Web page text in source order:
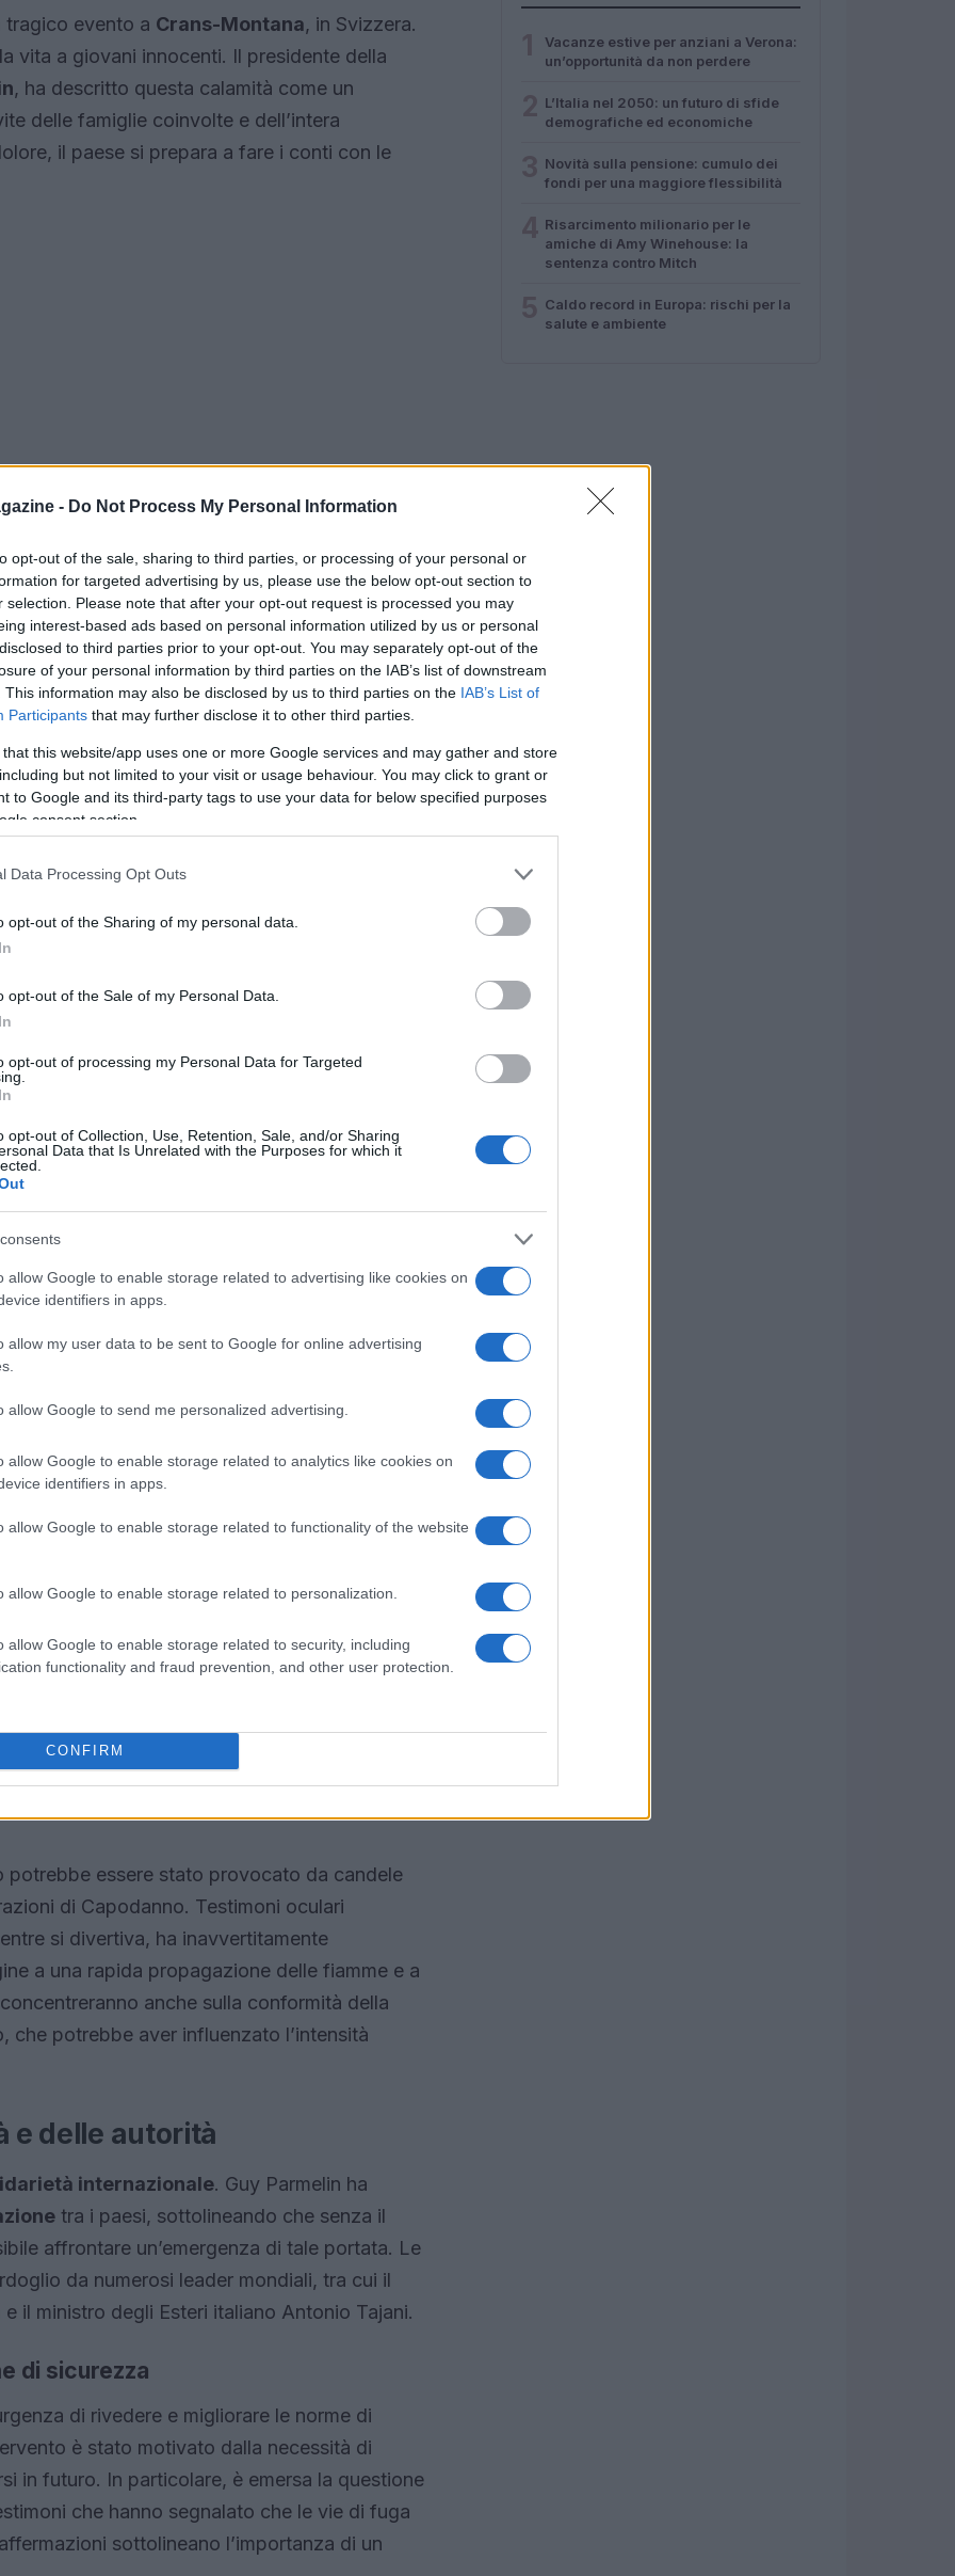
- Do Not Process My Personal Information
opt-out of the sale, sharing to third parties, or processing of your personal or
for targeted advertising by us, please use the below opt-out section to
selection. Please note that after your opt-out request is processed you may
interest-based ads based on personal information utilized by us or personal
to third parties prior to your opt-out. You may separately opt-out of the
of your personal information by third parties on the IAB’s list of downstream
This information may also be disclosed by us to third parties on the IAB’s List of
Participants that may further disclose it to other third parties.
that this website/app uses one or more Google services and may gather and store
but not limited to your visit or usage behaviour. You may click to grant or
to Google and its third-party tags to use your data for below specified purposes
consent section.
Data Processing Opt Outs
opt-out of the Sharing of my personal data.
opt-out of the Sale of my Personal Data.
opt-out of processing my Personal Data for Targeted
opt-out of Collection, Use, Retention, Sale, and/or Sharing
Data that Is Unrelated with the Purposes for which it
allow Google to enable storage related to advertising like cookies on
identifiers in apps.
allow my user data to be sent to Google for online advertising
allow Google to send me personalized advertising.
allow Google to enable storage related to analytics like cookies on
identifiers in apps.
allow Google to enable storage related to functionality of the website
allow Google to enable storage related to personalization.
allow Google to enable storage related to security, including
functionality and fraud prevention, and other user protection.
CONFIRM
tragico evento a Crans-Montana, in Svizzera.
vita a giovani innocenti. Il presidente della
, ha descritto questa calamità come un
delle famiglie coinvolte e dell’intera
il paese si prepara a fare i conti con le
di sei vittime italiane, tra cui i sedicenni
Costanzo. Le salme di cinque di questi
militare diLinate, pronte per il rientro in Italia.
come il quasi diciassettenneEmanuele
, che hanno lasciato un vuoto
fatto atterrare un C-130 presso l’aeroporto di
da familiari e autorità locali. Il corpo di
mentre Achille Barosi e Chiara Costanzo
sarà accolto a Genova, mentre Riccardo
il funerale.
ha avviato un’inchiesta penale per
sui gestori del bar Constellation. La
Beatrice Pilloud, ha dichiarato che le indagini
ricostruire con precisione la dinamica
che ci siano state delle mancanze
potrebbe essere stato provocato da candele
di Capodanno. Testimoni oculari
si divertiva, ha inavvertitamente
a una rapida propagazione delle fiamme e a
anche sulla conformità della
potrebbe aver influenzato l’intensità
e delle autorità
internazionale. Guy Parmelin ha
tra i paesi, sottolineando che senza il
affrontare un’emergenza di tale portata. Le
da numerosi leader mondiali, tra cui il
il ministro degli Esteri italiano Antonio Tajani.
di sicurezza
di rivedere e migliorare le norme di
è stato motivato dalla necessità di
in futuro. In particolare, è emersa la questione
che hanno segnalato che le vie di fuga
sottolineano l’importanza di un
Vacanze estive per anziani a Verona:
un’opportunità da non perdere
L’Italia nel 2050: un futuro di sfide
demografiche ed economiche
Novità sulla pensione: cumulo dei
fondi per una maggiore flessibilità
Risarcimento milionario per le
amiche di Amy Winehouse: la
sentenza contro Mitch
Caldo record in Europa: rischi per la
salute e ambiente